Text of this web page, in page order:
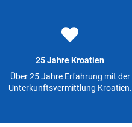
25 Jahre Kroatien
Über 25 Jahre Erfahrung mit der
Unterkunftsvermittlung Kroatien.